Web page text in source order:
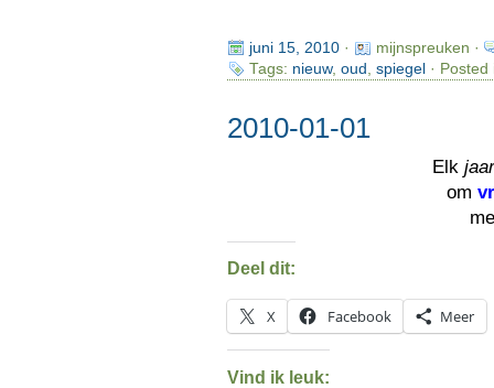
juni 15, 2010·
mijnspreuken ·
Tags: nieuw, oud spiegel ·
2010-01-01
Elk jaar
om
Deel dit:
X Facebook Meer
Vind ik leuk: